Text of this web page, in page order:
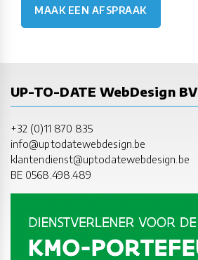
MAAK EEN AFSPRAAK
UP-TO-DATE WebDesign BV
+32 (0)11 870 835
info@uptodatewebdesign.be
klantendienst@uptodatewebdesign.be
BE 0568.498.489